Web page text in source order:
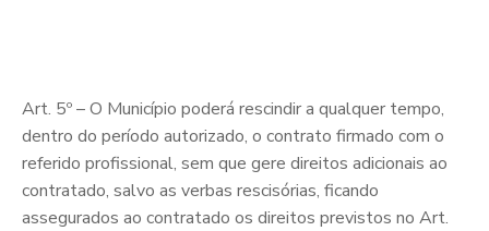
Art. 5º – O Município poderá rescindir a qualquer tempo,
dentro do período autorizado, o contrato firmado com o
referido profissional, sem que gere direitos adicionais ao
contratado, salvo as verbas rescisórias, ficando
assegurados ao contratado os direitos previstos no Art.